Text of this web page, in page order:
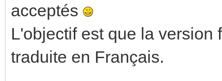
acceptés
L'objectif est que la
traduite en Français.